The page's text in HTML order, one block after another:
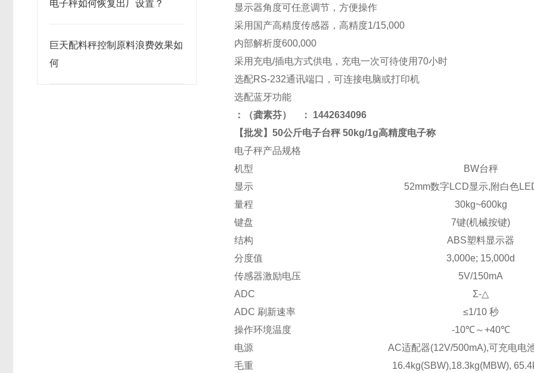
电子秤如何恢复出厂设置？
巨天配料秤控制原料浪费效果如
何
显示器角度可任意调节，方便操作
采用国产高精度传感器，高精度1/15,000
内部解析度600,000
采用充电/插电方式供电，充电一次可待使用70小时
选配RS-232通讯端口，可连接电脑或打印机
选配蓝牙功能
：
（龚素芬） ： 1442634096
【批发】50公斤电子台秤 50kg/1g高精度电子称
电子秤产品规格
机型
BW台秤
显示
52mm数字LCD显示,附白色
量程
30kg~600kg
键盘
7键(机械按键)
结构
ABS塑料显示器
分度值
3,000e; 15,000d
传感器激励电压
5V/150mA
ADC
Σ-△
ADC 刷新速率
≤1/10 秒
操作环境温度
-10℃～+40℃
电源
AC适配器(12V/500mA),可充电电
毛重
16.4kg(SBW),18.3kg(MBW),